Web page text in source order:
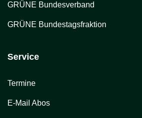
GRÜNE Bundesverband
GRÜNE Bundestagsfraktion
Service
Termine
E-Mail Abos